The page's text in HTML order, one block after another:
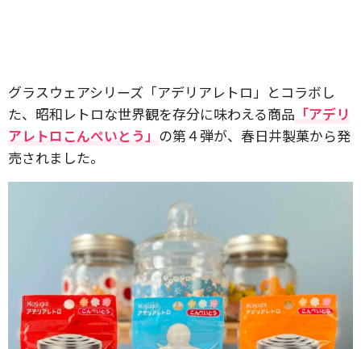
グラスウェアシリーズ「アデリアレトロ」とコラボし
た、昭和レトロな世界観を存分に味わえる商品 「アデリ
アレトロこんぺいとう」 の第４弾が、春日井製菓から発
売されました。